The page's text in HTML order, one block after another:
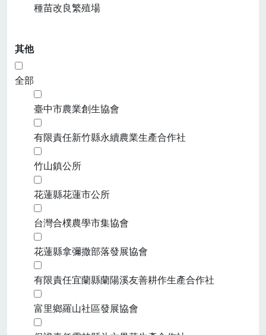
種苗改良繁殖場
其他
全部
臺中市農業創生協會
有限責任新竹縣永續農業生產合作社
竹山鎮公所
花蓮縣花蓮市公所
台灣合樸農學市集協會
花蓮縣拿彌撒部落發展協會
有限責任宜蘭縣蘭陽溪友善耕作生產合作社
富里鄉羅山社區發展協會